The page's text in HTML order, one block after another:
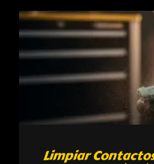
Limpiar